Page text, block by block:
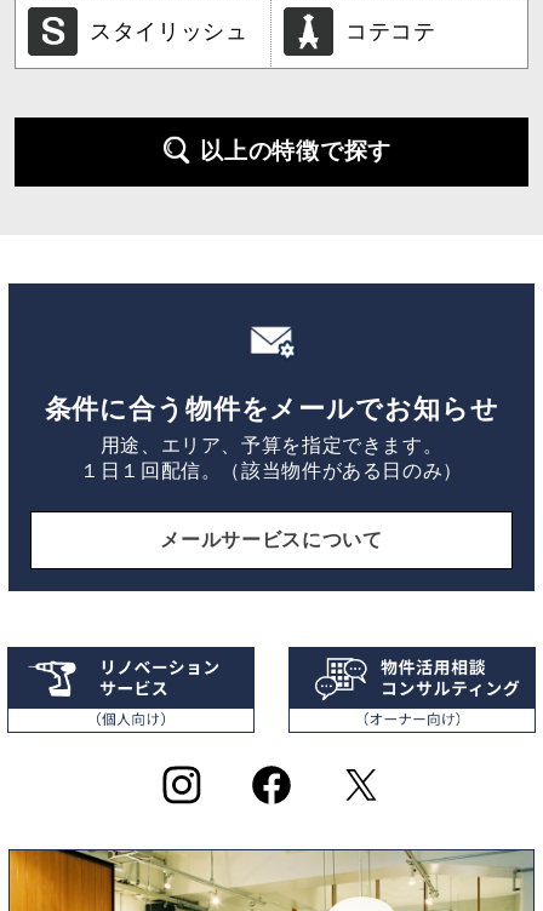
スタイリッシュ コテコテ
以上の特徴で探す
条件に合う物件をメールでお知らせ
用途、エリア、予算を指定できます。
１日１回配信。（該当物件がある日のみ）
メールサービスについて